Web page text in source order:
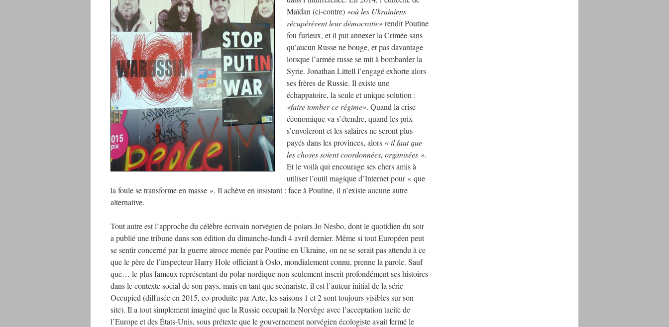
Maïdan (ci-contre) «où les Ukrainiens
récupérèrent leur démocratie»rendit Poutine
fou furieux, et il put annexer la Crimée sans
qu’aucun Russe ne bouge, et pas davantage
lorsque l’armée russe se mit à bombarder la
Syrie. Jonathan Littell l’engagé exhorte alors
ses frères de Russie. Il existe une
échappatoire, la seule et unique solution :
«faire tomber ce régime». Quand la crise
économique va s’étendre, quand les prix
s’envoleront et les salaires ne seront plus
payés dans les provinces, alors « il faut que
les choses soient coordonnées, organisées ».
Et le voilà qui encourage ses chers amis à
utiliser l’outil magique d’Internet pour « que
la foule se transforme en masse ». Il achève en insistant : face à Poutine, il n’existe aucune autre
alternative.
Tout autre est l’approche du célèbre écrivain norvégien de polars Jo Nesbo, dont le quotidien du soir
a publié une tribune dans son édition du dimanche-lundi 4 avril dernier. Même si tout Européen peut
se sentir concerné par la guerre atroce menée par Poutine en Ukraine, on ne se serait pas attendu à ce
que le père de l’inspecteur Harry Hole officiant à Oslo, mondialement connu, prenne la parole. Sauf
que… le plus fameux représentant du polar nordique non seulement inscrit profondément ses histoires
dans le contexte social de son pays, mais en tant que scénariste, il est l’auteur initial de la série
Occupied (diffusée en 2015, co-produite par Arte, les saisons 1 et 2 sont toujours visibles sur son
site). Il a tout simplement imaginé que la Russie occupait la Norvège avec l’acceptation tacite de
l’Europe et des États-Unis, sous prétexte que le gouvernement norvégien écologiste avait fermé le